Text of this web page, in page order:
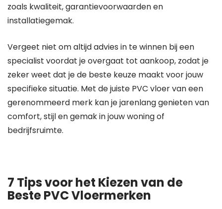
zoals kwaliteit, garantievoorwaarden en
installatiegemak.
Vergeet niet om altijd advies in te winnen bij een
specialist voordat je overgaat tot aankoop, zodat je
zeker weet dat je de beste keuze maakt voor jouw
specifieke situatie. Met de juiste PVC vloer van een
gerenommeerd merk kan je jarenlang genieten van
comfort, stijl en gemak in jouw woning of
bedrijfsruimte.
7 Tips voor het Kiezen van de
Beste PVC Vloermerken